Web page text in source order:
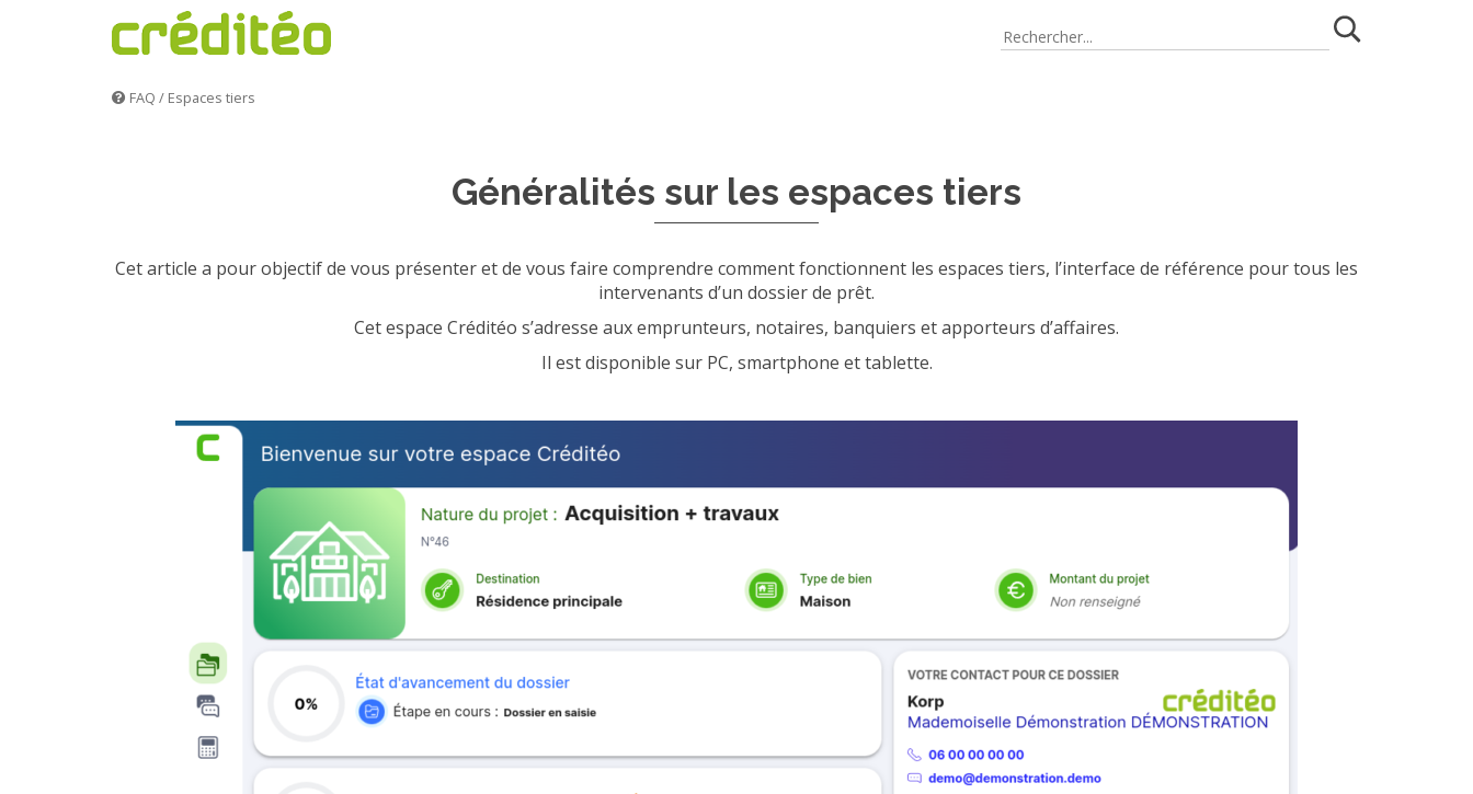
FAQ / Espaces tiers
Généralités sur les espaces tiers
Cet article a pour objectif de vous présenter et de vous faire comprendre comment fonctionnent les espaces tiers, l’interface de référence pour tous les
intervenants d’un dossier de prêt.
Cet espace Créditéo s’adresse aux emprunteurs, notaires, banquiers et apporteurs d’affaires.
Il est disponible sur PC, smartphone et tablette.